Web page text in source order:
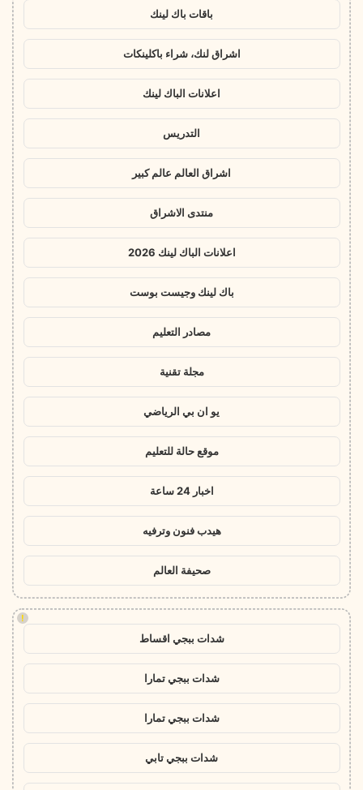
باقات باك لينك
اشراق لنك، شراء باكلينكات
اعلانات الباك لينك
التدريس
اشراق العالم عالم كبير
منتدى الاشراق
اعلانات الباك لينك 2026
باك لينك وجيست بوست
مصادر التعليم
مجلة تقنية
يو ان بي الرياضي
موقع حالة للتعليم
اخبار 24 ساعة
هيدب فنون وترفيه
صحيفة العالم
!
شدات ببجي اقساط
شدات ببجي تمارا
شدات ببجي تمارا
شدات ببجي تابي